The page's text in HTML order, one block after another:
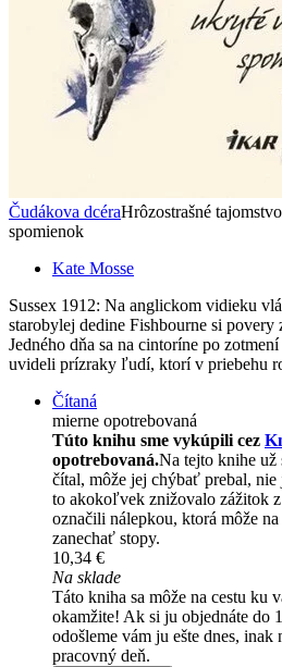
Čudákova dcéraHrôzostrašné
spomienok
Kate Mosse
Sussex 1912: Na anglickom vidieku
starobylej dedine Fishbourne si povery
Jedného dňa sa na cintoríne po
uvideli prízraky ľudí, ktorí v priebehu
Čítaná
mierne opotrebovaná
Túto knihu sme vykúpili cez
opotrebovaná.Na tejto knihe už
čítal, môže jej chýbať prebal, nie
to akokoľvek znižovalo zážitok
označili nálepkou, ktorá môže
zanechať stopy.
10,34 €
Na sklade
Táto kniha sa môže na cestu ku
okamžite! Ak si ju objednáte do
odošleme vám ju ešte dnes, inak
pracovný deň.